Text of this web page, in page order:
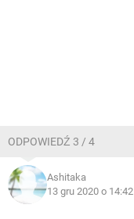
ODPOWIEDŹ 3 / 4
Ashitaka
13 gru 2020 o 14:42